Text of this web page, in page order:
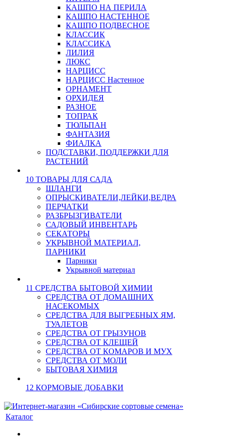
КАШПО НА ПЕРИЛА
КАШПО НАСТЕННОЕ
КАШПО ПОДВЕСНОЕ
КЛАССИК
КЛАССИКА
ЛИЛИЯ
ЛЮКС
НАРЦИСС
НАРЦИСС Настенное
ОРНАМЕНТ
ОРХИДЕЯ
РАЗНОЕ
ТОПРАК
ТЮЛЬПАН
ФАНТАЗИЯ
ФИАЛКА
ПОДСТАВКИ, ПОДДЕРЖКИ ДЛЯ
РАСТЕНИЙ
10 ТОВАРЫ ДЛЯ САДА
ШЛАНГИ
ОПРЫСКИВАТЕЛИ,ЛЕЙКИ,ВЕДРА
ПЕРЧАТКИ
РАЗБРЫЗГИВАТЕЛИ
САДОВЫЙ ИНВЕНТАРЬ
СЕКАТОРЫ
УКРЫВНОЙ МАТЕРИАЛ,
ПАРНИКИ
Парники
Укрывной материал
11 СРЕДСТВА БЫТОВОЙ ХИМИИ
СРЕДСТВА ОТ ДОМАШНИХ
НАСЕКОМЫХ
СРЕДСТВА ДЛЯ ВЫГРЕБНЫХ ЯМ,
ТУАЛЕТОВ
СРЕДСТВА ОТ ГРЫЗУНОВ
СРЕДСТВА ОТ КЛЕЩЕЙ
СРЕДСТВА ОТ КОМАРОВ И МУХ
СРЕДСТВА ОТ МОЛИ
БЫТОВАЯ ХИМИЯ
12 КОРМОВЫЕ ДОБАВКИ
Каталог